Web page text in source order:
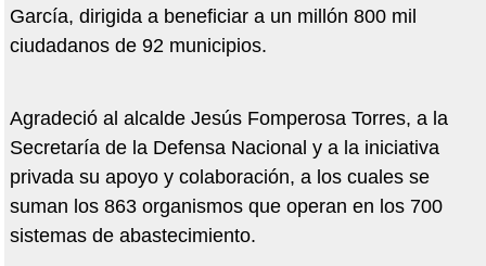
García, dirigida a beneficiar a un millón 800 mil
ciudadanos de 92 municipios.
Agradeció al alcalde Jesús Fomperosa Torres, a la
Secretaría de la Defensa Nacional y a la iniciativa
privada su apoyo y colaboración, a los cuales se
suman los 863 organismos que operan en los 700
sistemas de abastecimiento.